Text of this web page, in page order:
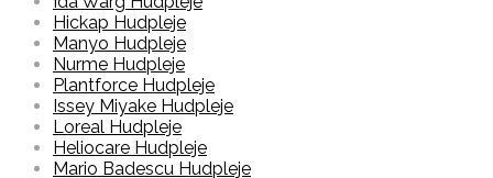
Hickap Hudpleje
Manyo Hudpleje
Nurme Hudpleje
Plantforce Hudpleje
Issey Miyake Hudpleje
Loreal Hudpleje
Heliocare Hudpleje
Mario Badescu Hudpleje